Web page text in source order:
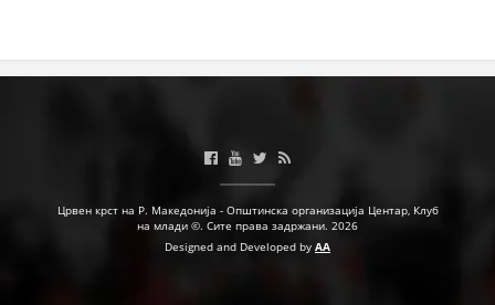
Црвен крст на Р. Македонија - Општинска организација Центар, Клуб
на млади ©. Сите права задржани. 2026
Designed and Developed by AA